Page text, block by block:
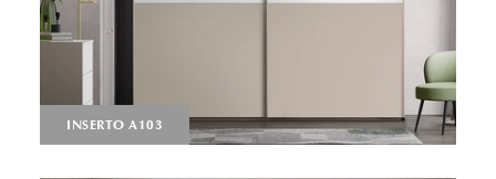
INSERTO A103